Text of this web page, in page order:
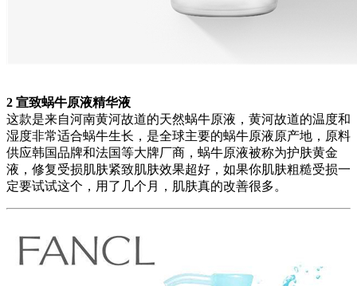
2 宣致蜗牛原液精华液
这款是来自河南黄河故道的天然蜗牛原液，黄河故道的温度和
湿度非常适合蜗牛生长，是全球主要的蜗牛原液原产地，原料
供应韩国品牌和法国等大牌厂商，蜗牛原液被称为护肤黄金
液，修复受损肌肤紧致肌肤效果超好，如果你肌肤粗糙受损一
定要试试这个，用了几个月，肌肤真的改善很多。